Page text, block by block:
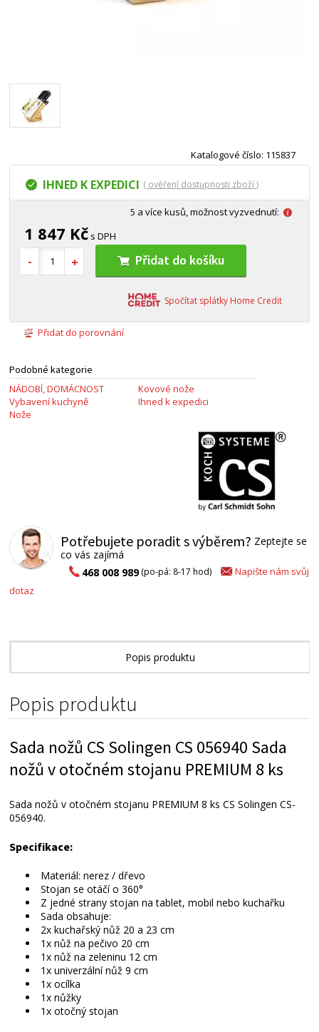
Katalogové číslo: 115837
IHNED K EXPEDICI ( ověření dostupnosti zboží )
5 a více kusů, možnost vyzvednutí:
1 847 Kč s DPH
Přidat do košíku
Spočítat splátky Home Credit
Přidat do porovnání
Podobné kategorie
NÁDOBÍ, DOMÁCNOST
Vybavení kuchyně
Nože
Kovové nože
Ihned k expedici
Potřebujete poradit s výběrem? Zeptejte se
co vás zajímá
468 008 989(po-pá: 8-17 hod)
Napište nám svůj
dotaz
Popis produktu
Alternativní zboží
Popis produktu
Sada nožů CS Solingen CS 056940 Sada
nožů v otočném stojanu PREMIUM 8 ks
Sada nožů v otočném stojanu PREMIUM 8 ks CS Solingen CS-
056940.
Specifikace:
Materiál: nerez / dřevo
Stojan se otáčí o 360°
Z jedné strany stojan na tablet, mobil nebo kuchařku
Sada obsahuje:
2x kuchařský nůž 20 a 23 cm
1x nůž na pečivo 20 cm
1x nůž na zeleninu 12 cm
1x univerzální nůž 9 cm
1x ocílka
1x nůžky
1x otočný stojan